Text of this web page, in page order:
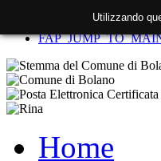
Home
Utilizzando